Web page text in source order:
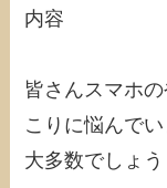
内容
皆さんスマホ
こりに悩んで
大多数でしょう